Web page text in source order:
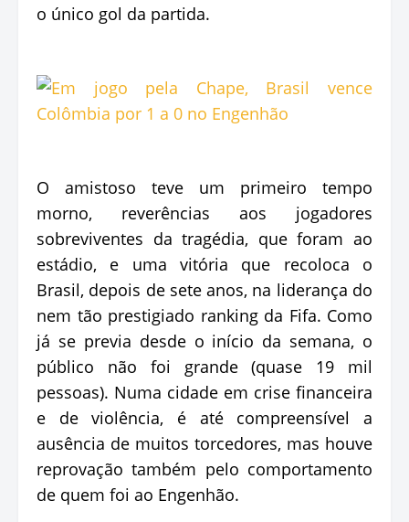
o único gol da partida.
O amistoso teve um primeiro tempo
morno, reverências aos jogadores
sobreviventes da tragédia, que foram ao
estádio, e uma vitória que recoloca o
Brasil, depois de sete anos, na liderança do
nem tão prestigiado ranking da Fifa. Como
já se previa desde o início da semana, o
público não foi grande (quase 19 mil
pessoas). Numa cidade em crise financeira
e de violência, é até compreensível a
ausência de muitos torcedores, mas houve
reprovação também pelo comportamento
de quem foi ao Engenhão.